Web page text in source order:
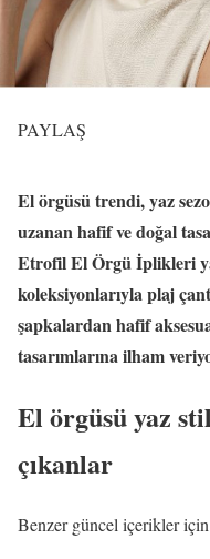
PAYLAŞ
El örgüsü trendi, yaz
uzanan hafif ve doğal
Etrofil El Örgü İplikleri
koleksiyonlarıyla plaj
şapkalardan hafif
tasarımlarına ilham
El örgüsü yaz
çıkanlar
Benzer güncel içerikler için